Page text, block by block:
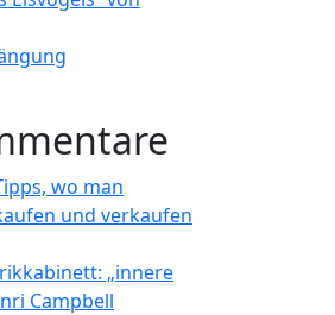
wo man
und verkaufen
„innere
Campbell